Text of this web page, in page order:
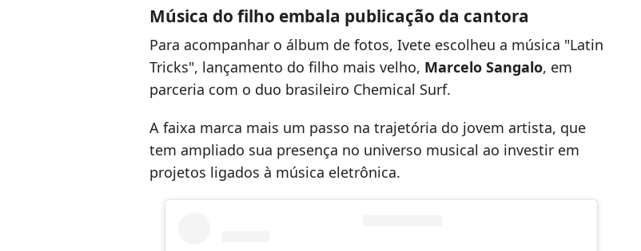
Música do filho embala publicação da cantora
Para acompanhar o álbum de fotos, Ivete escolheu a música "Latin
Tricks", lançamento do filho mais velho, Marcelo Sangalo, em
parceria com o duo brasileiro Chemical Surf.
A faixa marca mais um passo na trajetória do jovem artista, que
tem ampliado sua presença no universo musical ao investir em
projetos ligados à música eletrônica.